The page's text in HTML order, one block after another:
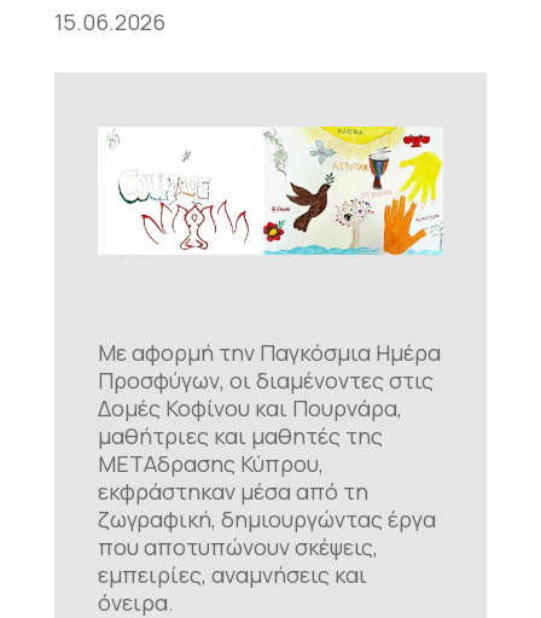
15.06.2026
Με αφορμή την Παγκόσμια Ημέρα
Προσφύγων, οι διαμένοντες στις
Δομές Κοφίνου και Πουρνάρα,
μαθήτριες και μαθητές της
ΜΕΤΑδρασης Κύπρου,
εκφράστηκαν μέσα από τη
ζωγραφική, δημιουργώντας έργα
που αποτυπώνουν σκέψεις,
εμπειρίες, αναμνήσεις και
όνειρα.